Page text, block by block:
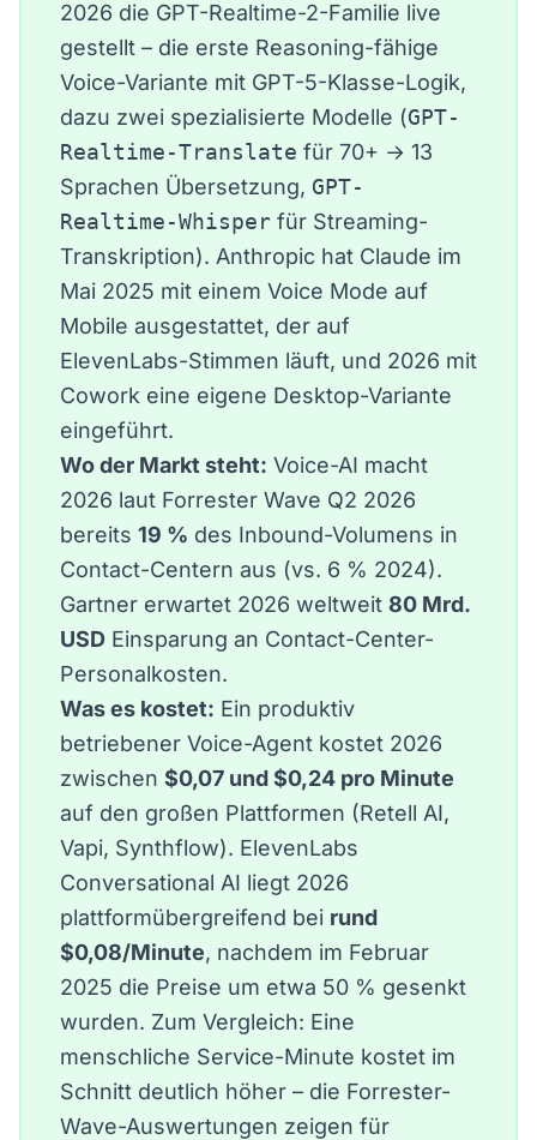
2026 die GPT-Realtime-2-Familie live
gestellt – die erste Reasoning-fähige
Voice-Variante mit GPT-5-Klasse-Logik,
dazu zwei spezialisierte Modelle (GPT-
Realtime-Translate für 70+ → 13
Sprachen Übersetzung, GPT-
Realtime-Whisper für Streaming-
Transkription). Anthropic hat Claude im
Mai 2025 mit einem Voice Mode auf
Mobile ausgestattet, der auf
ElevenLabs-Stimmen läuft, und 2026 mit
Cowork eine eigene Desktop-Variante
eingeführt.
Wo der Markt steht: Voice-AI macht
2026 laut Forrester Wave Q2 2026
bereits 19 % des Inbound-Volumens in
Contact-Centern aus (vs. 6 % 2024).
Gartner erwartet 2026 weltweit 80 Mrd.
USD Einsparung an Contact-Center-
Personalkosten.
Was es kostet: Ein produktiv
betriebener Voice-Agent kostet 2026
zwischen $0,07 und $0,24 pro Minute
auf den großen Plattformen (Retell AI,
Vapi, Synthflow). ElevenLabs
Conversational AI liegt 2026
plattformübergreifend bei rund
$0,08/Minute, nachdem im Februar
2025 die Preise um etwa 50 % gesenkt
wurden. Zum Vergleich: Eine
menschliche Service-Minute kostet im
Schnitt deutlich höher – die Forrester-
Wave-Auswertungen zeigen für